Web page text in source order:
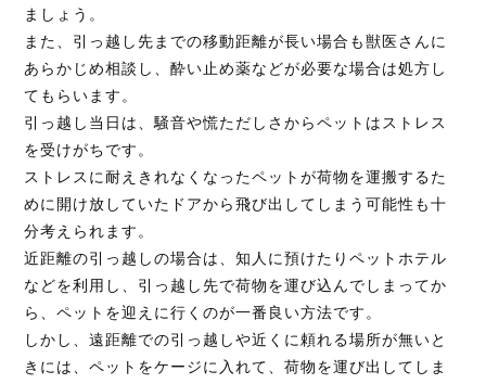
※ その他のお問い合わせは「
ム 」よりお願いいたします。
ましょう。
また、引っ越し先までの移動距離が長い場合も獣医さんに
あらかじめ相談し、酔い止め薬などが必要な場合は処方し
てもらいます。
引っ越し当日は、騒音や慌ただしさからペットはストレス
を受けがちです。
ストレスに耐えきれなくなったペットが荷物を運搬するた
めに開け放していたドアから飛び出してしまう可能性も十
分考えられます。
近距離の引っ越しの場合は、知人に預けたりペットホテル
などを利用し、引っ越し先で荷物を運び込んでしまってか
ら、ペットを迎えに行くのが一番良い方法です。
しかし、遠距離での引っ越しや近くに頼れる場所が無いと
きには、ペットをケージに入れて、荷物を運び出してしま